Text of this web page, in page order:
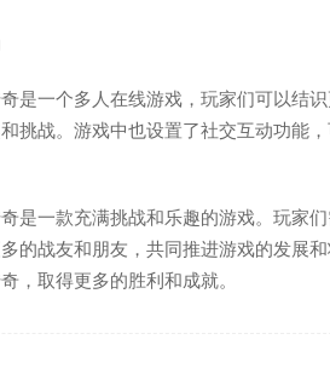
是一个多人在线游戏，玩家们可以结
挑战。游戏中也设置了社交互动功能
是一款充满挑战和乐趣的游戏。玩家
的战友和朋友，共同推进游戏的发展
，取得更多的胜利和成就。